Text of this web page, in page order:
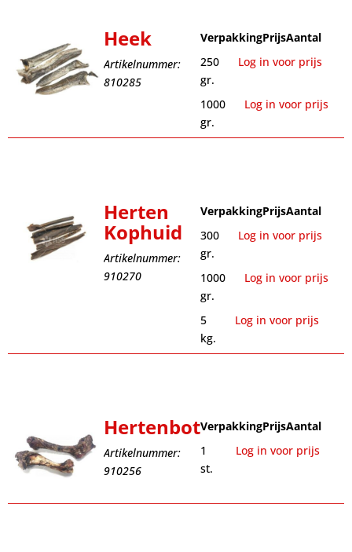
Heek
Artikelnummer:
810285
VerpakkingPrijsAantal
250
gr.
Log in voor prijs
1000
gr.
Log in voor prijs
Herten
Kophuid
Artikelnummer:
910270
VerpakkingPrijsAantal
300
gr.
Log in voor prijs
1000
gr.
Log in voor prijs
5
kg.
Log in voor prijs
Hertenbot
Artikelnummer:
910256
VerpakkingPrijsAantal
1
st.
Log in voor prijs